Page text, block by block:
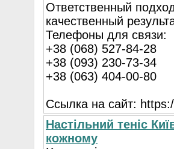
Ответственный
качественный
Телефоны для связи:
+38 (068) 527-84-28
+38 (093) 230-73-34
+38 (063) 404-00-80
Ссылка на сайт:
Настільний теніс
кожному